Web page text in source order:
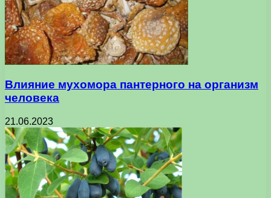
Влияние мухомора пантерного на организм
человека
21.06.2023